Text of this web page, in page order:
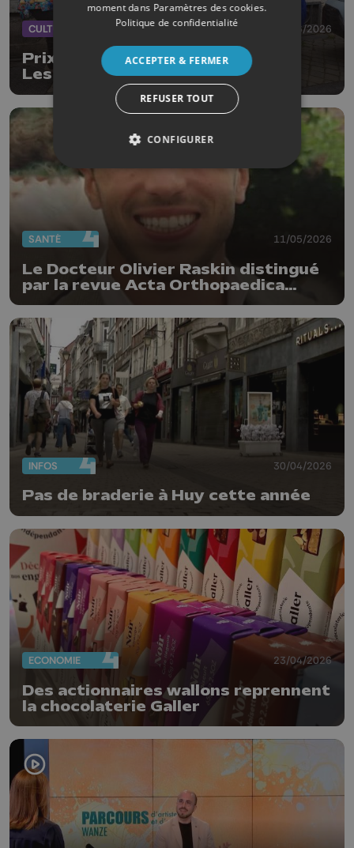
CULTURE 15/06/2026
Prix Tchantchès et Nanesse pour
Les Gauff et Manon Lepomme
SANTÉ 11/05/2026
Le Docteur Olivier Raskin distingué
par la revue Acta Orthopaedica
Belgica
INFOS 30/04/2026
Pas de braderie à Huy cette année
ECONOMIE 23/04/2026
Des actionnaires wallons reprennent
la chocolaterie Galler
moment dans Paramètres des cookies.
Politique de confidentialité
ACCEPTER & FERMER
REFUSER TOUT
CONFIGURER